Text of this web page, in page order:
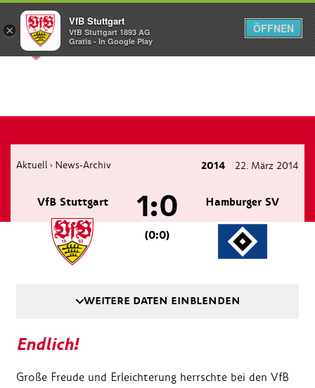
Menü
Aktuell › News-Archiv 2014 22. März 2014
VfB Stuttgart Hamburger SV
1:0
(0:0)
WEITERE DATEN EINBLENDEN
Endlich!
Große Freude und Erleichterung herrschte bei den VfB
×
VfB Stuttgart
VfB Stuttgart 1893 AG
Gratis - In Google Play
ÖFFNEN